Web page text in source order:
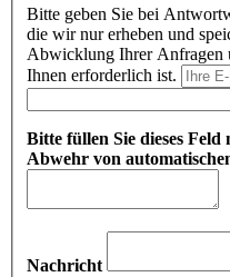
Bitte geben Sie bei
die wir nur erheben und
Abwicklung Ihrer Anfragen
Ihnen erforderlich ist.
Bitte füllen Sie dieses
Abwehr von
Nachricht